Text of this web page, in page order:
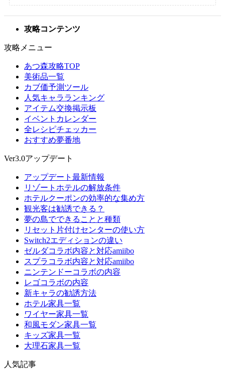
攻略コンテンツ
攻略メニュー
あつ森攻略TOP
美術品一覧
カブ価予測ツール
人気キャラランキング
アイテム交換掲示板
イベントカレンダー
全レシピチェッカー
おすすめ夢番地
Ver3.0アップデート
アップデート最新情報
リゾートホテルの解放条件
ホテルクーポンの効率的な集め方
観光客は勧誘できる？
夢の島でできることと種類
リセット片付けセンターの使い方
Switch2エディションの違い
ゼルダコラボ内容と対応amiibo
スプラコラボ内容と対応amiibo
ニンテンドーコラボの内容
レゴコラボの内容
新キャラの勧誘方法
ホテル家具一覧
ワイヤー家具一覧
和風モダン家具一覧
キッズ家具一覧
大理石家具一覧
人気記事